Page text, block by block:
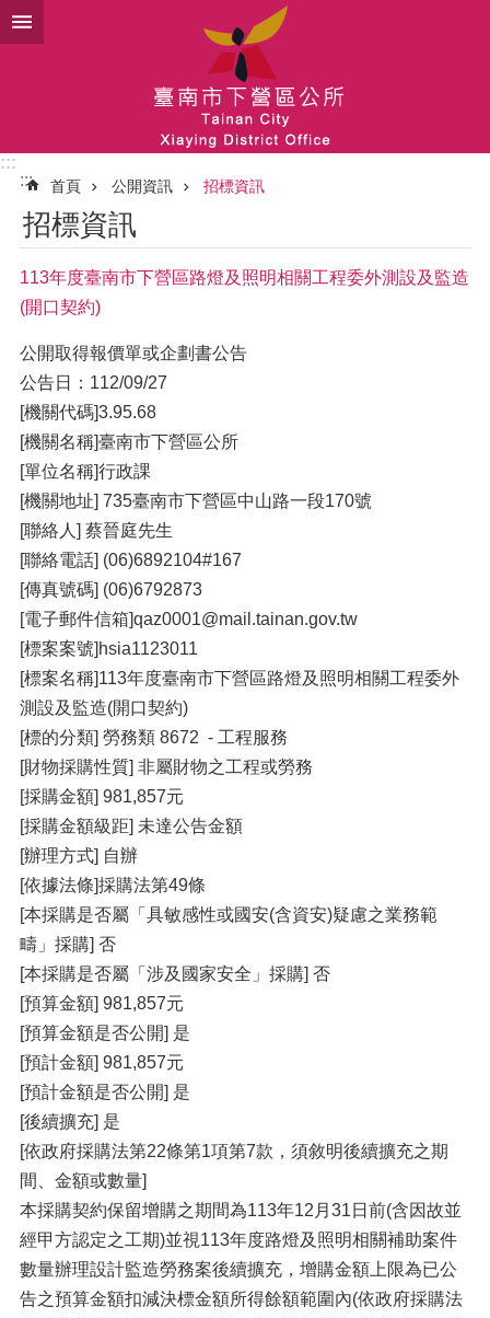
跳到主要內容區塊
:::
:::
首頁 公開資訊 招標資訊
招標資訊
113年度臺南市下營區路燈及照明相關工程委外測設及監造
(開口契約)
公開取得報價單或企劃書公告
公告日：112/09/27
[機關代碼]3.95.68
[機關名稱]臺南市下營區公所
[單位名稱]行政課
[機關地址] 735臺南市下營區中山路一段170號
[聯絡人] 蔡晉庭先生
[聯絡電話] (06)6892104#167
[傳真號碼] (06)6792873
[電子郵件信箱]qaz0001@mail.tainan.gov.tw
[標案案號]hsia1123011
[標案名稱]113年度臺南市下營區路燈及照明相關工程委外
測設及監造(開口契約)
[標的分類] 勞務類 8672 - 工程服務
[財物採購性質] 非屬財物之工程或勞務
[採購金額] 981,857元
[採購金額級距] 未達公告金額
[辦理方式] 自辦
[依據法條]採購法第49條
[本採購是否屬「具敏感性或國安(含資安)疑慮之業務範
疇」採購] 否
[本採購是否屬「涉及國家安全」採購] 否
[預算金額] 981,857元
[預算金額是否公開] 是
[預計金額] 981,857元
[預計金額是否公開] 是
[後續擴充] 是
[依政府採購法第22條第1項第7款，須敘明後續擴充之期
間、金額或數量]
本採購契約保留增購之期間為113年12月31日前(含因故並
經甲方認定之工期)並視113年度路燈及照明相關補助案件
數量辦理設計監造勞務案後續擴充，增購金額上限為已公
告之預算金額扣減決標金額所得餘額範圍內(依政府採購法